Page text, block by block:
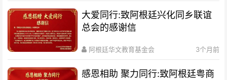
大爱同行:致阿根廷兴化同乡联谊
总会的感谢信
阿根廷华文教育基金会 3个月前
感恩相助 聚力同行:致阿根廷粤商